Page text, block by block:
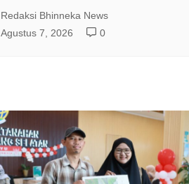
Redaksi Bhinneka News
Agustus 7, 2026
0